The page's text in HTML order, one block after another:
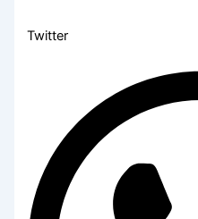
Twitter